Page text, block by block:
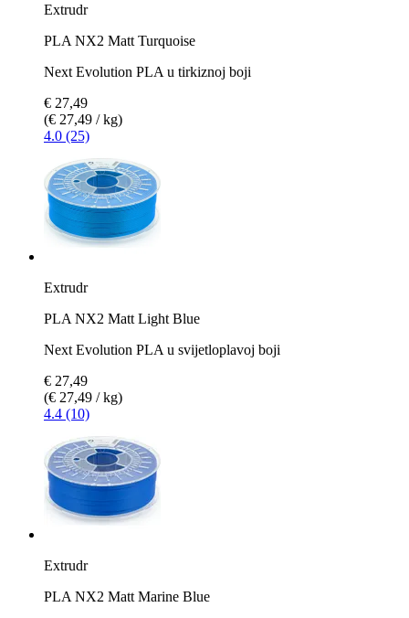
Extrudr
PLA NX2 Matt Turquoise
Next Evolution PLA u tirkiznoj boji
€ 27,49
(€ 27,49 / kg)
4.0 (25)
Extrudr
PLA NX2 Matt Light Blue
Next Evolution PLA u svijetloplavoj boji
€ 27,49
(€ 27,49 / kg)
4.4 (10)
Extrudr
PLA NX2 Matt Marine Blue